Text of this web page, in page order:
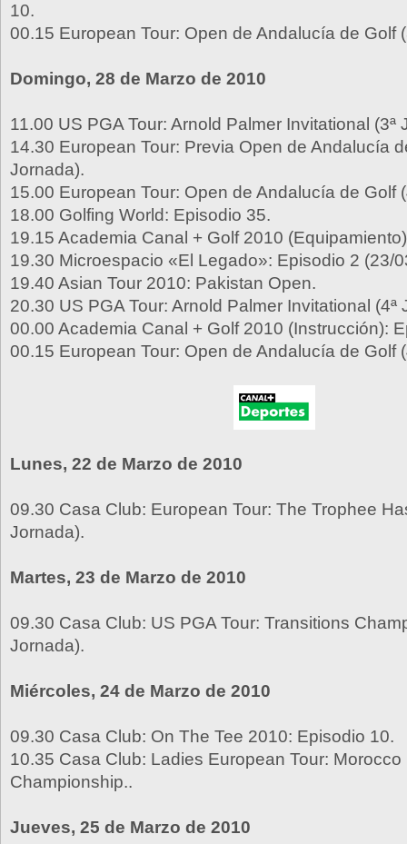
10.
00.15 European Tour: Open de Andalucía de Golf
Domingo, 28 de Marzo de 2010
11.00 US PGA Tour: Arnold Palmer Invitational (3ª
14.30 European Tour: Previa Open de Andalucía
Jornada).
15.00 European Tour: Open de Andalucía de Golf
18.00 Golfing World: Episodio 35.
19.15 Academia Canal + Golf 2010
19.30 Microespacio «El Legado»: Episodio 2 (23/
19.40 Asian Tour 2010: Pakistan Open.
20.30 US PGA Tour: Arnold Palmer Invitational (4ª
00.00 Academia Canal + Golf 2010 (Instrucción):
00.15 European Tour: Open de Andalucía de Golf
Lunes, 22 de Marzo de 2010
09.30 Casa Club: European Tour: The Trophee
Jornada).
Martes, 23 de Marzo de 2010
09.30 Casa Club: US PGA Tour: Transitions
Jornada).
Miércoles, 24 de Marzo de 2010
09.30 Casa Club: On The Tee 2010: Episodio 10.
10.35 Casa Club: Ladies European Tour: Morocco
Championship..
Jueves, 25 de Marzo de 2010